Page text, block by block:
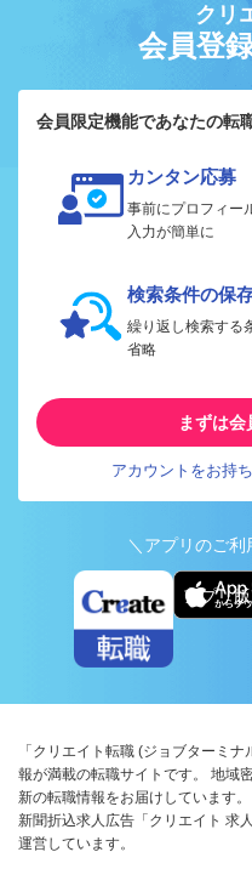
クリ
会員登
会員限定機能であなたの転
カンタン応募
事前にプロフィー
入力が簡単に
検索条件の保
繰り返し検索する
省略
まずは会
アカウントをお持
＼アプリのご利
アプリ
「クリエイト転職 (ジョブターミ
報が満載の転職サイトです。 地域
新の転職情報をお届けしています。
新聞折込求人広告「クリエイト 求
運営しています。